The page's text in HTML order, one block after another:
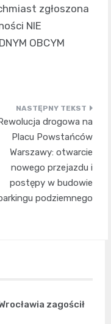
zgłoszona
NIE
OBCYM
drogowa na
Placu Powstańców
Warszawy: otwarcie
nowego przejazdu i
postępy w budowie
podziemnego
zagościł